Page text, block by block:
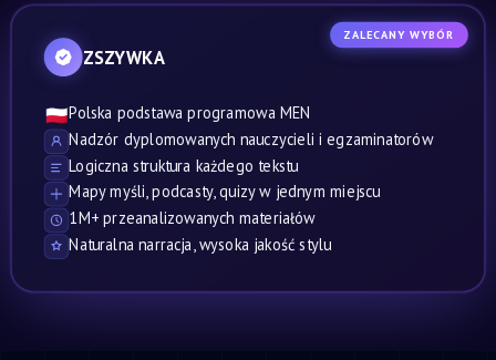
ZALECANY WYBÓR
ZSZYWKA
🇵🇱Polska podstawa programowa MEN
Nadzór dyplomowanych nauczycieli i egzaminatorów
Logiczna struktura każdego tekstu
Mapy myśli, podcasty, quizy w jednym miejscu
1M+ przeanalizowanych materiałów
Naturalna narracja, wysoka jakość stylu